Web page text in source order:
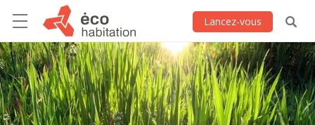
Lancez-vous